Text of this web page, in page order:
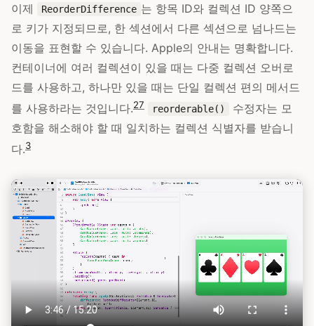
이제 ReorderDifference 는 항목 ID와 컬렉션 ID 양쪽으
로 키가 지정되므로, 한 섹션에서 다른 섹션으로 넘나드는
이동을 표현할 수 있습니다. Apple의 안내는 명확합니다.
컨테이너에 여러 컬렉션이 있을 때는 다중 컬렉션 오버로
드를 사용하고, 하나만 있을 때는 단일 컬렉션 편의 메서드
를 사용하라는 것입니다.27 reorderable()
수정자는 모
호함을 해소해야 할 때 일치하는 컬렉션 식별자를 받습니
다.3